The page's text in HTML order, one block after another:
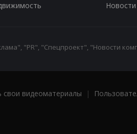
Новости
"PR", "Спецпроект", "Новости
свои видеоматериалы |